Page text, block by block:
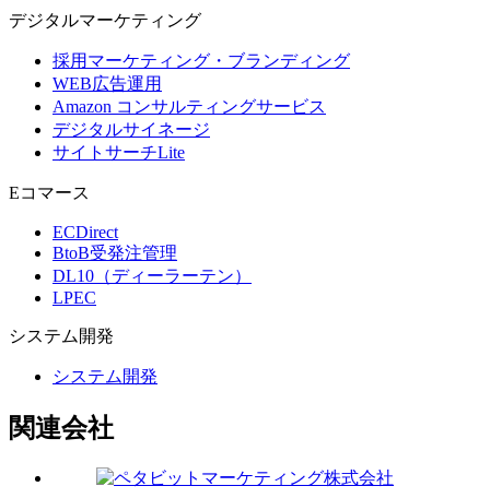
デジタルマーケティング
採用マーケティング・ブランディング
WEB広告運用
Amazon コンサルティングサービス
デジタルサイネージ
サイトサーチLite
Eコマース
ECDirect
BtoB受発注管理
DL10（ディーラーテン）
LPEC
システム 開発
システム開発
関連会社